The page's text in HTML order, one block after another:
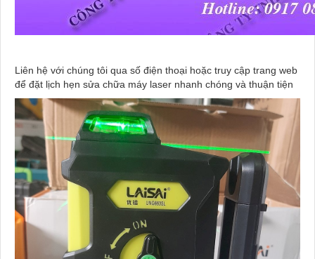
Liên hệ với chúng tôi qua số điện thoại hoặc truy cập trang web
để đặt lịch hẹn sửa chữa máy laser nhanh chóng và thuận tiện